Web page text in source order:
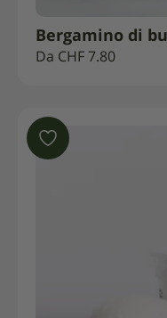
Bergamino di
Da CHF 7.80